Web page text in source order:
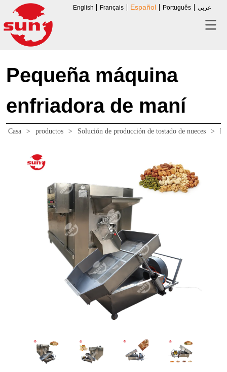
English Français Español Português عربي
Pequeña máquina
enfriadora de maní
Casa > productos > Solución de producción de tostado de nueces >